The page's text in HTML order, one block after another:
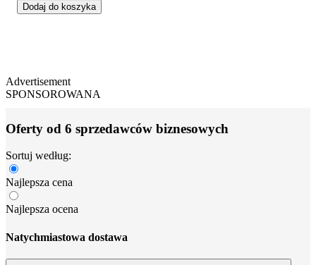
Dodaj do koszyka
Advertisement
SPONSOROWANA
Oferty od 6 sprzedawców biznesowych
Sortuj według:
Najlepsza cena
Najlepsza ocena
Natychmiastowa dostawa